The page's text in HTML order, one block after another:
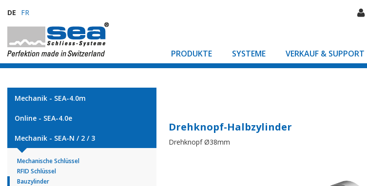
DE FR
PRODUKTE SYSTEME VERKAUF & SUPPORT
Mechanik - SEA-4.0m
Online - SEA-4.0e
Mechanik - SEA-N / 2 / 3
Mechanische Schlüssel
RFID Schlüssel
Bauzylinder
Drehknopf-Halbzylinder
Drehknopf Ø38mm